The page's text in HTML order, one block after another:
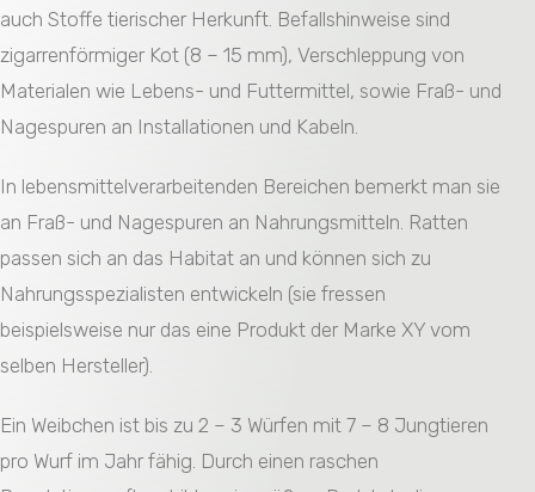
auch Stoffe tierischer Herkunft. Befallshinweise sind
zigarrenförmiger Kot (8 – 15 mm), Verschleppung von
Materialen wie Lebens- und Futtermittel, sowie Fraß- und
Nagespuren an Installationen und Kabeln.
In lebensmittelverarbeitenden Bereichen bemerkt man sie
an Fraß- und Nagespuren an Nahrungsmitteln. Ratten
passen sich an das Habitat an und können sich zu
Nahrungsspezialisten entwickeln (sie fressen
beispielsweise nur das eine Produkt der Marke XY vom
selben Hersteller).
Ein Weibchen ist bis zu 2 – 3 Würfen mit 7 – 8 Jungtieren
pro Wurf im Jahr fähig. Durch einen raschen